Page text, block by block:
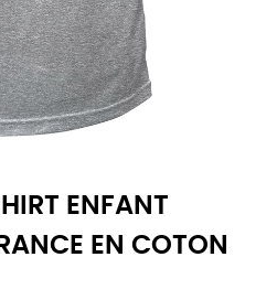
ENFANT
EN COTON